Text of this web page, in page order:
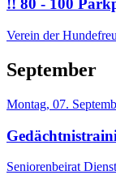
!! 80 - 100
Verein der
September
Montag, 07.
Seniorenbeirat